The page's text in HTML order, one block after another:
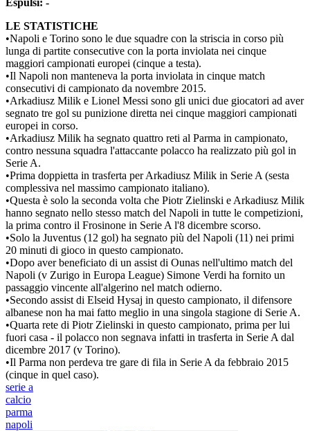
Espulsi: -
LE STATISTICHE
•Napoli e Torino sono le due squadre con la striscia in corso più
lunga di partite consecutive con la porta inviolata nei cinque
maggiori campionati europei (cinque a testa).
•Il Napoli non manteneva la porta inviolata in cinque match
consecutivi di campionato da novembre 2015.
•Arkadiusz Milik e Lionel Messi sono gli unici due giocatori ad aver
segnato tre gol su punizione diretta nei cinque maggiori campionati
europei in corso.
•Arkadiusz Milik ha segnato quattro reti al Parma in campionato,
contro nessuna squadra l'attaccante polacco ha realizzato più gol in
Serie A.
•Prima doppietta in trasferta per Arkadiusz Milik in Serie A (sesta
complessiva nel massimo campionato italiano).
•Questa è solo la seconda volta che Piotr Zielinski e Arkadiusz Milik
hanno segnato nello stesso match del Napoli in tutte le competizioni,
la prima contro il Frosinone in Serie A l'8 dicembre scorso.
•Solo la Juventus (12 gol) ha segnato più del Napoli (11) nei primi
20 minuti di gioco in questo campionato.
•Dopo aver beneficiato di un assist di Ounas nell'ultimo match del
Napoli (v Zurigo in Europa League) Simone Verdi ha fornito un
passaggio vincente all'algerino nel match odierno.
•Secondo assist di Elseid Hysaj in questo campionato, il difensore
albanese non ha mai fatto meglio in una singola stagione di Serie A.
•Quarta rete di Piotr Zielinski in questo campionato, prima per lui
fuori casa - il polacco non segnava infatti in trasferta in Serie A dal
dicembre 2017 (v Torino).
•Il Parma non perdeva tre gare di fila in Serie A da febbraio 2015
(cinque in quel caso).
serie a
calcio
parma
napoli